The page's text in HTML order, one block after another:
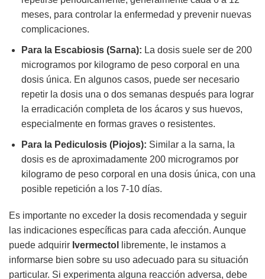
meses, para controlar la enfermedad y prevenir nuevas
complicaciones.
Para la Escabiosis (Sarna): La dosis suele ser de 200
microgramos por kilogramo de peso corporal en una
dosis única. En algunos casos, puede ser necesario
repetir la dosis una o dos semanas después para lograr
la erradicación completa de los ácaros y sus huevos,
especialmente en formas graves o resistentes.
Para la Pediculosis (Piojos): Similar a la sarna, la
dosis es de aproximadamente 200 microgramos por
kilogramo de peso corporal en una dosis única, con una
posible repetición a los 7-10 días.
Es importante no exceder la dosis recomendada y seguir
las indicaciones específicas para cada afección. Aunque
puede adquirir Ivermectol
libremente, le instamos a
informarse bien sobre su uso adecuado para su situación
particular. Si experimenta alguna reacción adversa, debe